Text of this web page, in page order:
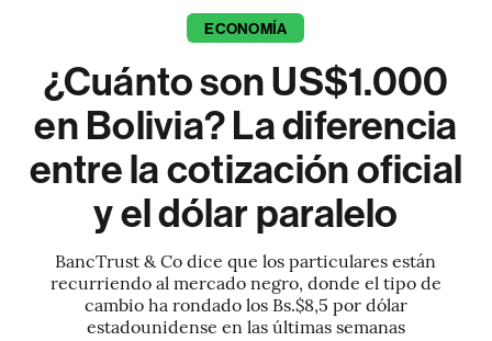
ECONOMÍA
¿Cuánto son US$1.000
en Bolivia? La diferencia
entre la cotización oficial
y el dólar paralelo
BancTrust & Co dice que los particulares están
recurriendo al mercado negro, donde el tipo de
cambio ha rondado los Bs.$8,5 por dólar
estadounidense en las últimas semanas